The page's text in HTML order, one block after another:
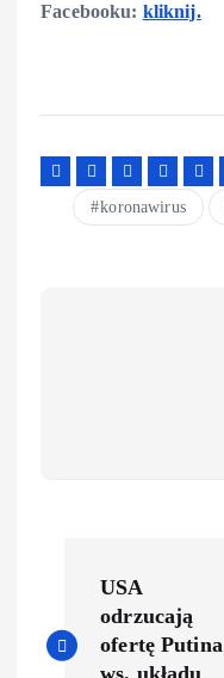
Facebooku: kliknij.
koronawirus
USA
odrzucają
ofertę Putina